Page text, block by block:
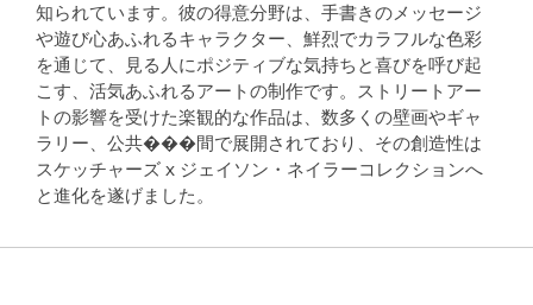
知られています。彼の得意分野は、手書きのメッセージ
や遊び心あふれるキャラクター、鮮烈でカラフルな色彩
を通じて、見る人にポジティブな気持ちと喜びを呼び起
こす、活気あふれるアートの制作です。ストリートアー
トの影響を受けた楽観的な作品は、数多くの壁画やギャ
ラリー、公共���間で展開されており、その創造性は
スケッチャーズ x ジェイソン・ネイラーコレクションへ
と進化を遂げました。